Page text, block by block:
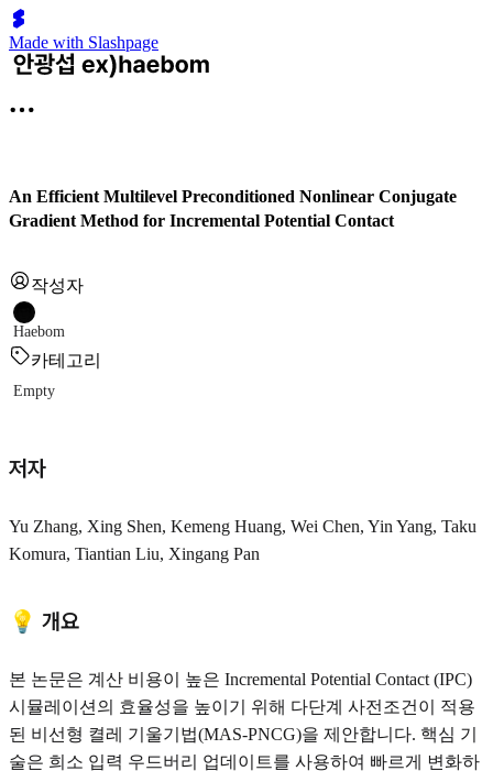
Made with Slashpage
An Efficient Multilevel Preconditioned Nonlinear Conjugate
Gradient Method for Incremental Potential Contact
작성자
Haebom
카테고리
Empty
저자
Yu Zhang, Xing Shen, Kemeng Huang, Wei Chen, Yin Yang, Taku
Komura, Tiantian Liu, Xingang Pan
💡 개요
본 논문은 계산 비용이 높은 Incremental Potential Contact (IPC)
시뮬레이션의 효율성을 높이기 위해 다단계 사전조건이 적용
된 비선형 켤레 기울기법(MAS-PNCG)을 제안합니다. 핵심 기
술은 희소 입력 우드버리 업데이트를 사용하여 빠르게 변화하